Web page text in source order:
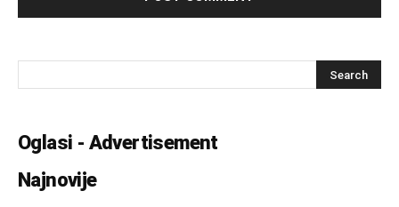
Oglasi - Advertisement
Najnovije